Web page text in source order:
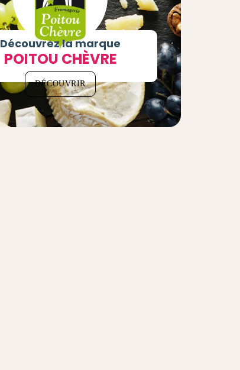
Découvrez la marque
POITOU CHÈVRE
DÉCOUVRIR